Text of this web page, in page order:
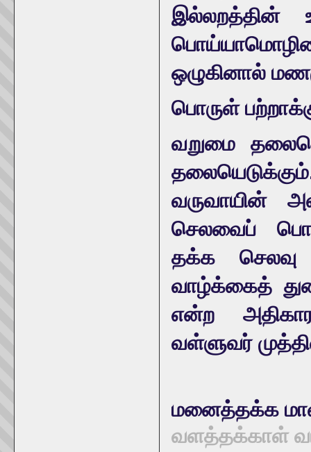
இல்லறத்தின்
ஒழுகினால்
பொருள்
வறுமை
வருவாயின்
செலவைப்
தக்க செலவு
வாழ்க்கைத்
என்ற
வள்ளுவர்
மனைத்தக்க
வளத்தக்காள்